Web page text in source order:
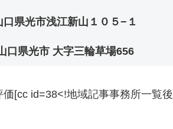
県光市浅江新山１０５−１
口県光市 大字三輪草場656
[cc id=38<!地域記事事務所一覧後